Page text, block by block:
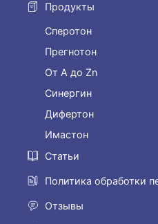
Продукты
Сперотон
Прегнотон
От А до Zn
Синергин
Дифертон
Имастон
Статьи
Политика обработки
Отзывы